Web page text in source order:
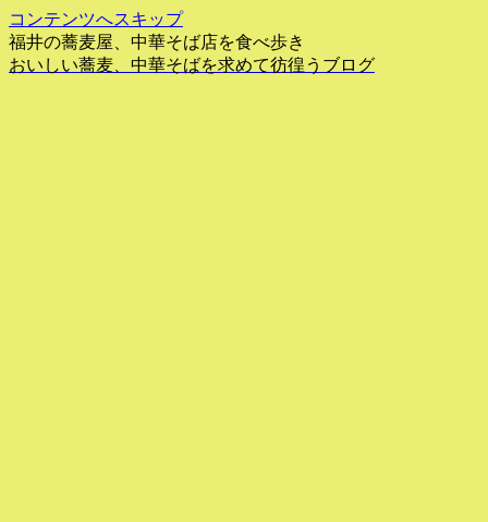
コンテンツへスキップ
福井の蕎麦屋、中華そば店を食べ歩き
おいしい蕎麦、中華そばを求めて彷徨うブログ